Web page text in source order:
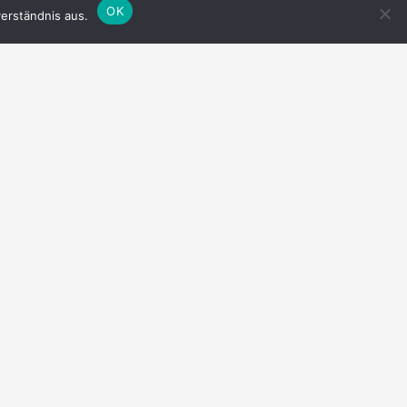
aus. OK